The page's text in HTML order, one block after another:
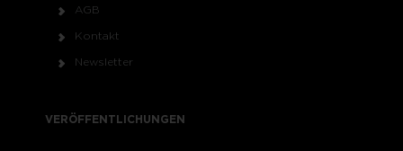
AGB
Kontakt
Newsletter
VERÖFFENTLICHUNGEN